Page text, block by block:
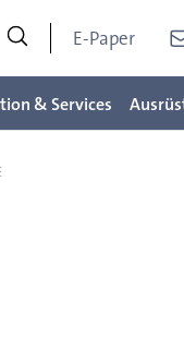
E-Paper
& Services